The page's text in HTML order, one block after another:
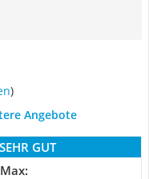
)
Angebote
SEHR GUT